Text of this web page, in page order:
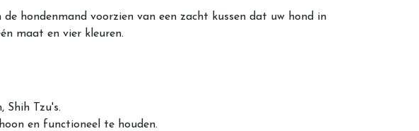
hondenmand voorzien van een zacht kussen dat uw hond in
maat en vier kleuren.
Shih Tzu's.
en functioneel te houden.